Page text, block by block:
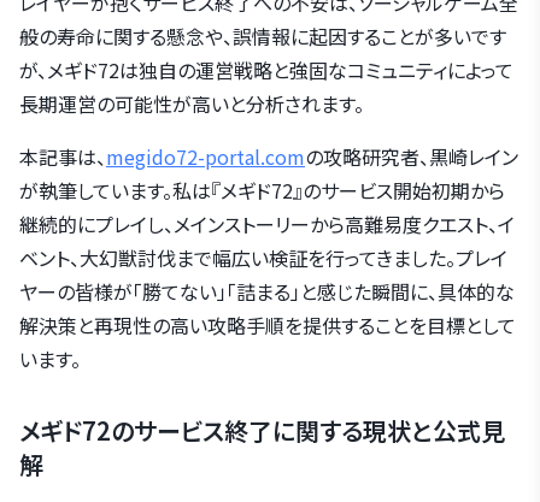
般の寿命に関する懸念や、誤情報に起因することが多いです
が、メギド72は独自の運営戦略と強固なコミュニティによって
長期運営の可能性が高いと分析されます。
本記事は、megido72-portal.comの攻略研究者、黒崎レイン
が執筆しています。私は『メギド72』のサービス開始初期から
継続的にプレイし、メインストーリーから高難易度クエスト、イ
ベント、大幻獣討伐まで幅広い検証を行ってきました。プレイ
ヤーの皆様が「勝てない」「詰まる」と感じた瞬間に、具体的な
解決策と再現性の高い攻略手順を提供することを目標として
います。
メギド72のサービス終了に関する現状と公式見
解